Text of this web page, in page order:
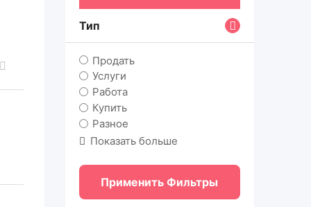
Тип
Продать
Услуги
Работа
Купить
Разное
Показать больше
Применить Фильтры